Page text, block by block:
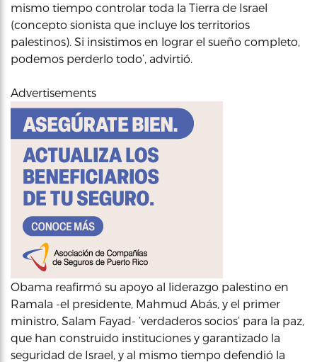
mismo tiempo controlar toda la Tierra de Israel
(concepto sionista que incluye los territorios
palestinos). Si insistimos en lograr el sueño completo,
podemos perderlo todo’, advirtió.
Advertisements
Obama reafirmó su apoyo al liderazgo palestino en
Ramala -el presidente, Mahmud Abás, y el primer
ministro, Salam Fayad- ‘verdaderos socios’ para la paz,
que han construido instituciones y garantizado la
seguridad de Israel, y al mismo tiempo defendió la